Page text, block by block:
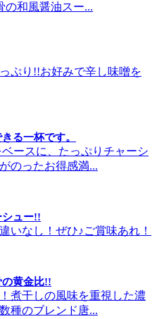
の和風醤油スー...
ぷり!!お好みで辛し味噌を
る一杯です。
ースに、たっぷりチャーシ
のったお得感満...
シュー!!
いなし！ぜひ♪ご賞味あれ！
黄金比!!
煮干しの風味を重視した濃
種のブレンド唐...